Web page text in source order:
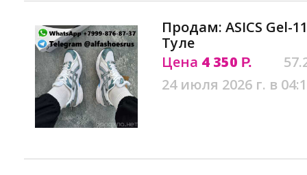
Продам: ASICS Gel-
Туле
Цена 4 350 Р.
24 июля 2026 г. в